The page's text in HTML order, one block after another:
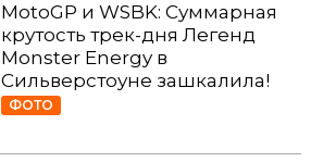
MotoGP и WSBK: Суммарная
крутость трек-дня Легенд
Monster Energy в
Сильверстоуне зашкалила!
ФОТО